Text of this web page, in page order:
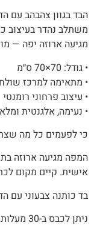
הבד בגוון צהבהב עם
משתלב נהדר בעיצוב
מגיעה ארוזה יפה —
• גודל: 70×70 ס״מ
• מתאימה למרכז שולחן
• עיצוב פרחוני רומנטי
• נעימה, אלגנטית
כי לפעמים כל מה
המפה מגיעה ארוזה
אישית. קיים מקום
בד כותנה צבעוני עם
ניתן לכבס ב-30 מעלות.